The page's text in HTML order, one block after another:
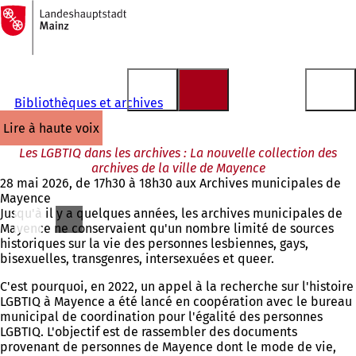
Accéder au contenu
Vers
la
page
d'accueil
Bibliothèques et archives
lire à haute voix
Les LGBTIQ dans les archives : La nouvelle collection des
archives de la ville de Mayence
28 mai 2026, de 17h30 à 18h30 aux Archives municipales de
Mayence
Jusqu'à il y a quelques années, les archives municipales de
Mayence ne conservaient qu'un nombre limité de sources
historiques sur la vie des personnes lesbiennes, gays,
bisexuelles, transgenres, intersexuées et queer.
C'est pourquoi, en 2022, un appel à la recherche sur l'histoire
LGBTIQ à Mayence a été lancé en coopération avec le bureau
municipal de coordination pour l'égalité des personnes
LGBTIQ. L'objectif est de rassembler des documents
provenant de personnes de Mayence dont le mode de vie,